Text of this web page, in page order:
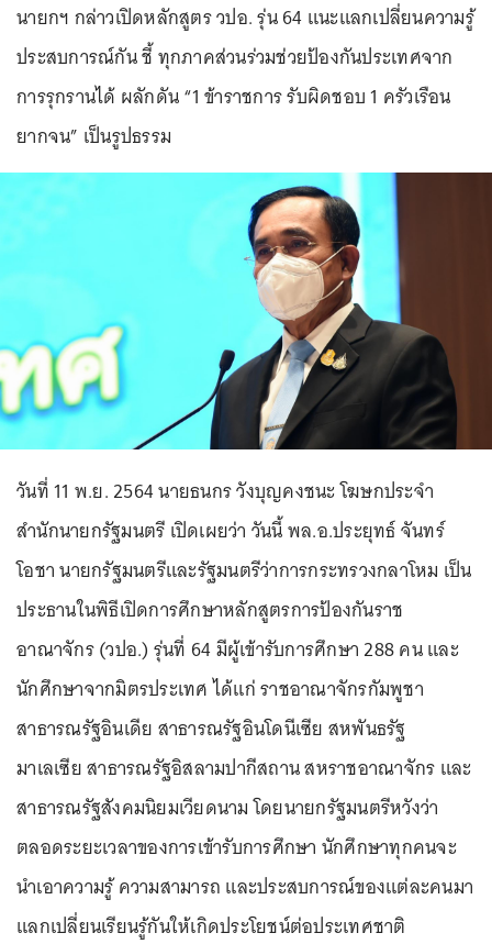
นายกฯ กล่าวเปิดหลักสูตร วปอ. รุ่น 64 แนะแลกเปลี่ยนความรู้
ประสบการณ์กัน ชี้ ทุกภาคส่วนร่วมช่วยป้องกันประเทศจาก
การรุกรานได้ ผลักดัน “1 ข้าราชการ รับผิดชอบ 1 ครัวเรือน
ยากจน” เป็นรูปธรรม
วันที่ 11 พ.ย. 2564 นายธนกร วังบุญคงชนะ โฆษกประจำ
สำนักนายกรัฐมนตรี เปิดเผยว่า วันนี้ พล.อ.ประยุทธ์ จันทร์
โอชา นายกรัฐมนตรีและรัฐมนตรีว่าการกระทรวงกลาโหม เป็น
ประธานในพิธีเปิดการศึกษาหลักสูตรการป้องกันราช
อาณาจักร (วปอ.) รุ่นที่ 64 มีผู้เข้ารับการศึกษา 288 คน และ
นักศึกษาจากมิตรประเทศ ได้แก่ ราชอาณาจักรกัมพูชา
สาธารณรัฐอินเดีย สาธารณรัฐอินโดนีเซีย สหพันธรัฐ
มาเลเซีย สาธารณรัฐอิสลามปากีสถาน สหราชอาณาจักร และ
สาธารณรัฐสังคมนิยมเวียดนาม โดยนายกรัฐมนตรีหวังว่า
ตลอดระยะเวลาของการเข้ารับการศึกษา นักศึกษาทุกคนจะ
นำเอาความรู้ ความสามารถ และประสบการณ์ของแต่ละคนมา
แลกเปลี่ยนเรียนรู้กันให้เกิดประโยชน์ต่อประเทศชาติ